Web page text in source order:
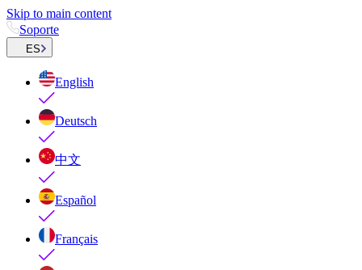
Skip to main content
Soporte
ES
English
Deutsch
中文
Español
Français